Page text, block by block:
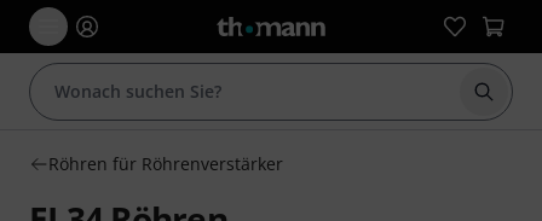
Suche
Röhren für Röhrenverstärker